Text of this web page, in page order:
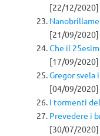
[22/12/2020]
[21/09/2020]
Che il
[17/09/2020]
Gregor svela
[04/09/2020]
I tormenti
Prevedere i
[30/07/2020]